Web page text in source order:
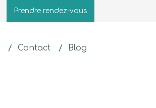
Prendre rendez-vous
Contact Blog